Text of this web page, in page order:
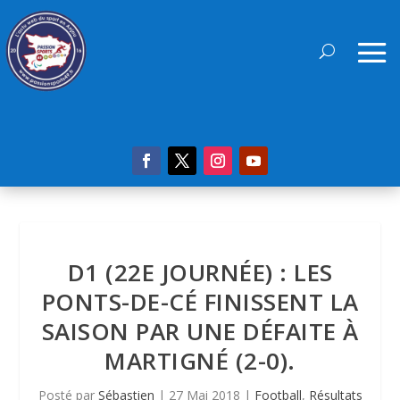
D1 (22E JOURNÉE) : LES
PONTS-DE-CÉ FINISSENT LA
SAISON PAR UNE DÉFAITE À
MARTIGNÉ (2-0).
Posté par Sébastien | 27 Mai 2018 | Football, Résultats